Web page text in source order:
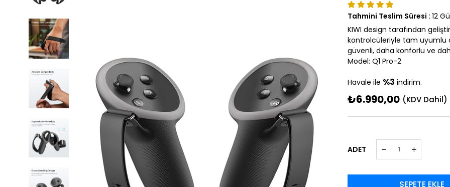
Tahmini Teslim Süresi : 12
KIWI design tarafından
kontrolcüleriyle tam uyumlu
güvenli, daha konforlu ve
Model: Q1 Pro-2
Havale ile %3 indirim.
₺6.990,00 (KDV Dahil)
ADET